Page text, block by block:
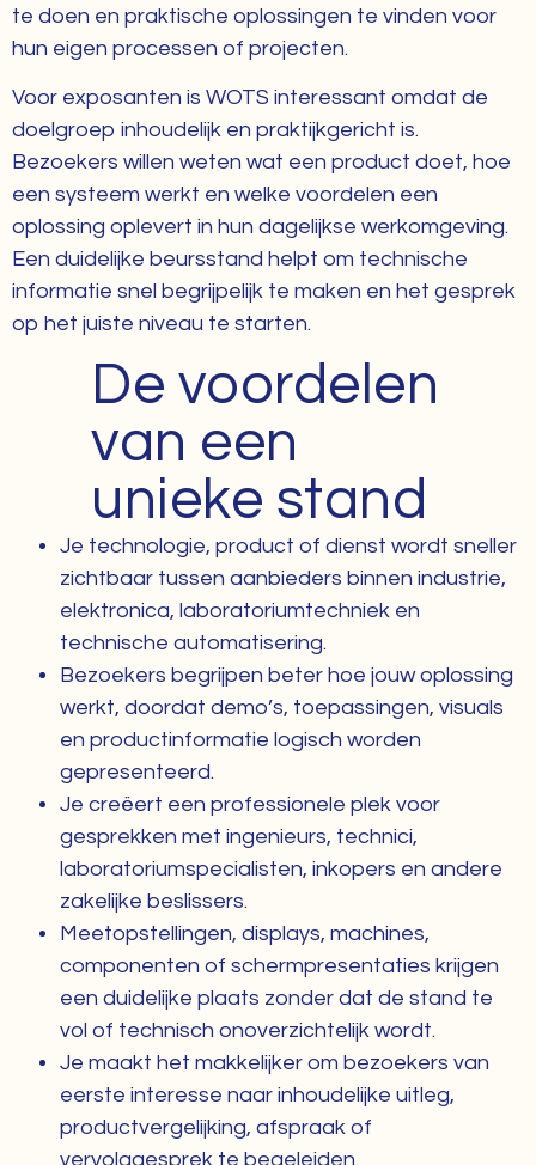
te doen en praktische oplossingen te vinden voor
hun eigen processen of projecten.
Voor exposanten is WOTS interessant omdat de
doelgroep inhoudelijk en praktijkgericht is.
Bezoekers willen weten wat een product doet, hoe
een systeem werkt en welke voordelen een
oplossing oplevert in hun dagelijkse werkomgeving.
Een duidelijke beursstand helpt om technische
informatie snel begrijpelijk te maken en het gesprek
op het juiste niveau te starten.
De voordelen
van een
unieke stand
Je technologie, product of dienst wordt sneller
zichtbaar tussen aanbieders binnen industrie,
elektronica, laboratoriumtechniek en
technische automatisering.
Bezoekers begrijpen beter hoe jouw oplossing
werkt, doordat demo’s, toepassingen, visuals
en productinformatie logisch worden
gepresenteerd.
Je creëert een professionele plek voor
gesprekken met ingenieurs, technici,
laboratoriumspecialisten, inkopers en andere
zakelijke beslissers.
Meetopstellingen, displays, machines,
componenten of schermpresentaties krijgen
een duidelijke plaats zonder dat de stand te
vol of technisch onoverzichtelijk wordt.
Je maakt het makkelijker om bezoekers van
eerste interesse naar inhoudelijke uitleg,
productvergelijking, afspraak of
vervolggesprek te begeleiden.